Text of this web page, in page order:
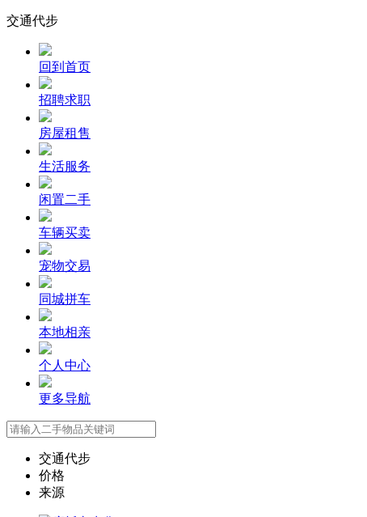
交通代步
回到首页
招聘求职
房屋租售
生活服务
闲置二手
车辆买卖
宠物交易
同城拼车
本地相亲
个人中心
更多导航
交通代步
价格
来源